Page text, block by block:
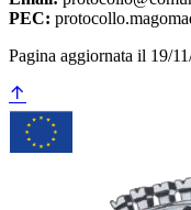
PEC:
Pagina aggiornata il 19/